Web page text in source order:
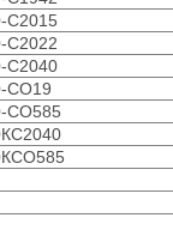
С2015
С2022
С2040
СО19
СО585